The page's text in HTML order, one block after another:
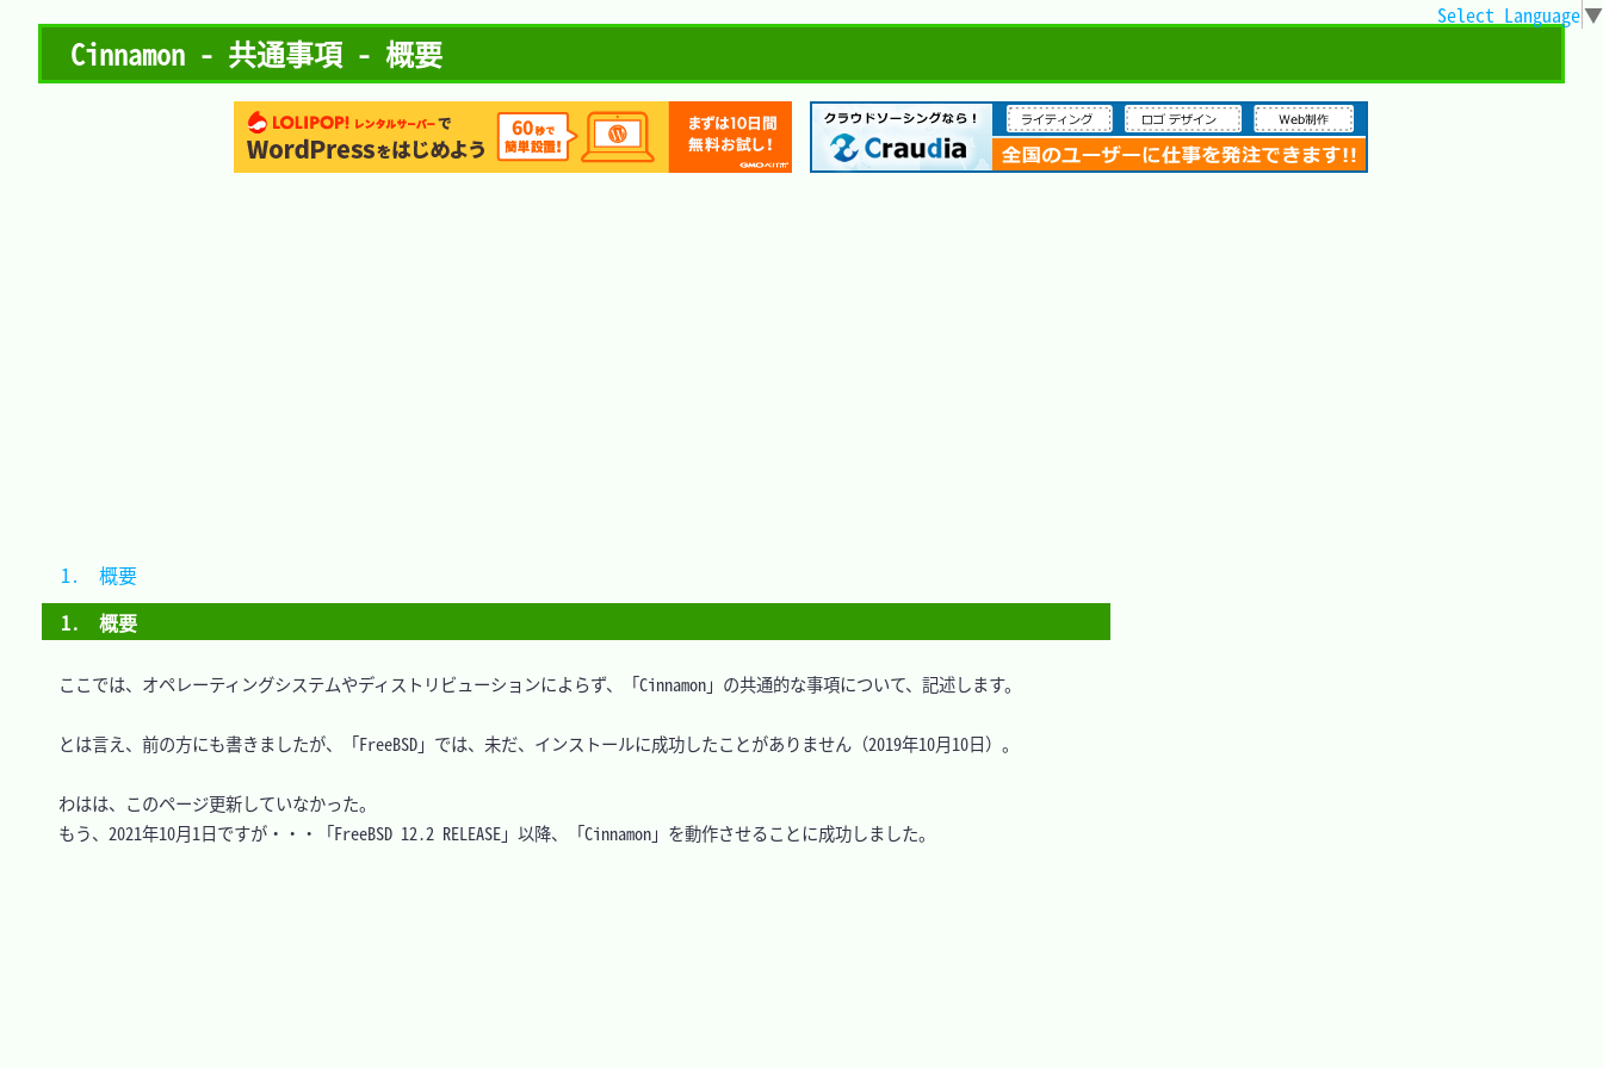
Cinnamon - 共通事項 - 概要
Select Language▼
1.　概要
ここでは、オペレーティングシステムやディストリビューションによらず、「Cinnamon」の共通的な事項について、記述します。
とは言え、前の方にも書きましたが、「FreeBSD」では、未だ、インストールに成功したことがありません（2019年10月10日）。
わはは、このページ更新していなかった。
もう、2021年10月1日ですが・・・「FreeBSD 12.2 RELEASE」以降、「Cinnamon」を動作させることに成功しました。